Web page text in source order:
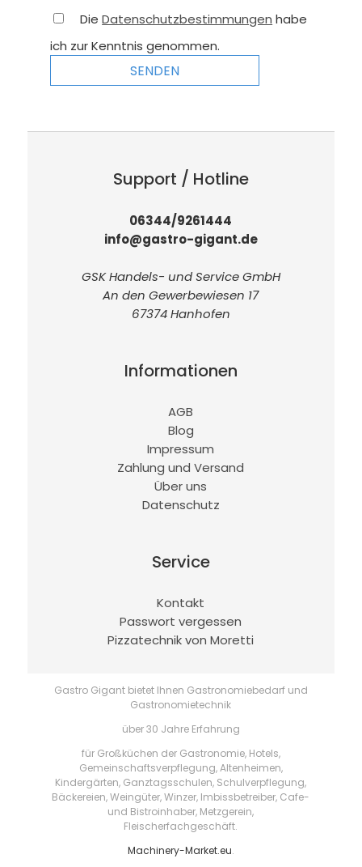
DieDatenschutzbestimmungen habe
ich zur Kenntnis genommen.
SENDEN
Support / Hotline
06344/9261444
info@gastro-gigant.de
GSK Handels- und Service GmbH
An den Gewerbewiesen 17
67374 Hanhofen
Informationen
AGB
Blog
Impressum
Zahlung und Versand
Über uns
Datenschutz
Service
Kontakt
Passwort vergessen
Pizzatechnik von Moretti
Gastro Gigant bietet Ihnen Gastronomiebedarf und
Gastronomietechnik
über 30 Jahre Erfahrung
für Großküchen der Gastronomie, Hotels,
Gemeinschaftsverpflegung, Altenheimen,
Kindergärten, Ganztagsschulen, Schulverpflegung,
Bäckereien, Weingüter, Winzer, Imbissbetreiber, Cafe-
und Bistroinhaber, Metzgerein,
Fleischerfachgeschäft.
Machinery-Market.eu.